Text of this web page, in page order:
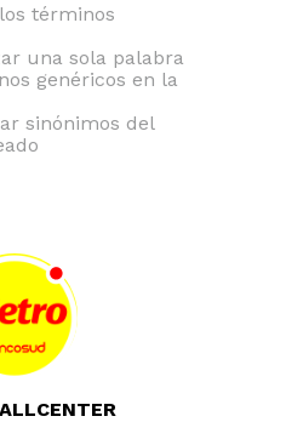
términos
una sola palabra
genéricos en la
sinónimos del